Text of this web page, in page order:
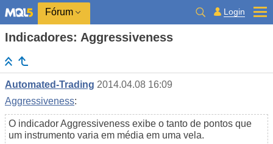
Fórum Login
Indicadores: Aggressiveness
Automated-Trading 2014.04.08 16:09
Aggressiveness:
O indicador Aggressiveness exibe o tanto de pontos que
um instrumento varia em média em uma vela.